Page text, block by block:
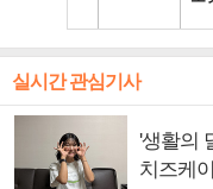
실시간 관심기사
'생활의
치즈케